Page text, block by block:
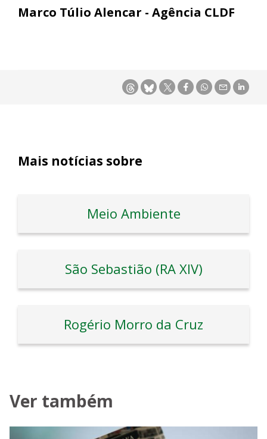
Marco Túlio Alencar - Agência CLDF
Mais notícias sobre
Meio Ambiente
São Sebastião (RA XIV)
Rogério Morro da Cruz
Ver também